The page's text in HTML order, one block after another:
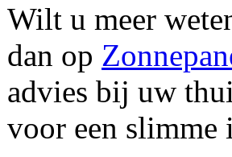
Wilt u meer
dan op
advies bij uw
voor een slimme